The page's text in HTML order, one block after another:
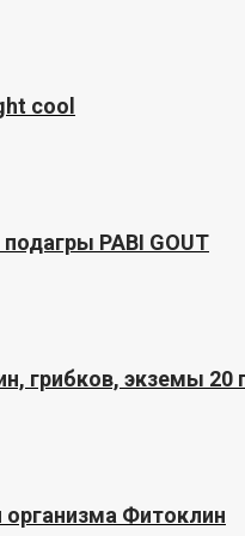
cool
PABI GOUT
грибков, экземы 20
Фитоклин